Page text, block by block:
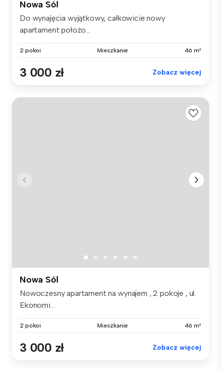
Nowa Sól
Do wynajęcia wyjątkowy, całkowicie nowy
apartament położo...
2 pokoi Mieszkanie 46 m²
3 000 zł Zobacz więcej
Nowa Sól
Nowoczesny apartament na wynajem , 2 pokoje , ul.
Ekonomi...
2 pokoi Mieszkanie 46 m²
3 000 zł Zobacz więcej